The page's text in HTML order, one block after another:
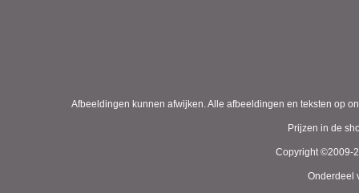
Afbeeldingen kunnen afwijken. Alle afbeeldingen en teksten op
Prijzen in de
Copyright ©2009-
Onderdeel